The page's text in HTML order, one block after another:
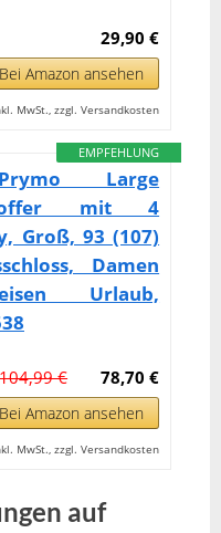
29,90 €
Amazon ansehen
MwSt., zzgl. Versandkosten
EMPFEHLUNG
Large
mit 4
Groß, 93 (107)
Damen
Urlaub,
78,70 €
104,99 €
Amazon ansehen
MwSt., zzgl. Versandkosten
auf